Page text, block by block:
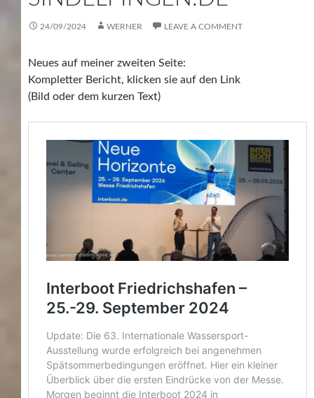
24/09/2024 WERNER LEAVE A COMMENT
Neues auf meiner zweiten Seite:
Kompletter Bericht, klicken sie auf den Link
(Bild oder dem kurzen Text)